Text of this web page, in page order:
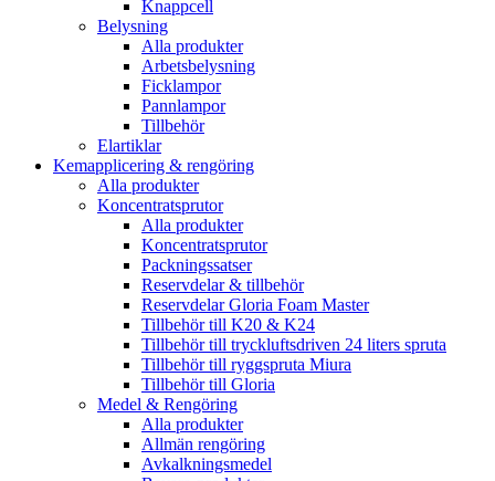
Knappcell
Belysning
Alla produkter
Arbetsbelysning
Ficklampor
Pannlampor
Tillbehör
Elartiklar
Kemapplicering & rengöring
Alla produkter
Koncentratsprutor
Alla produkter
Koncentratsprutor
Packningssatser
Reservdelar & tillbehör
Reservdelar Gloria Foam Master
Tillbehör till K20 & K24
Tillbehör till tryckluftsdriven 24 liters spruta
Tillbehör till ryggspruta Miura
Tillbehör till Gloria
Medel & Rengöring
Alla produkter
Allmän rengöring
Avkalkningsmedel